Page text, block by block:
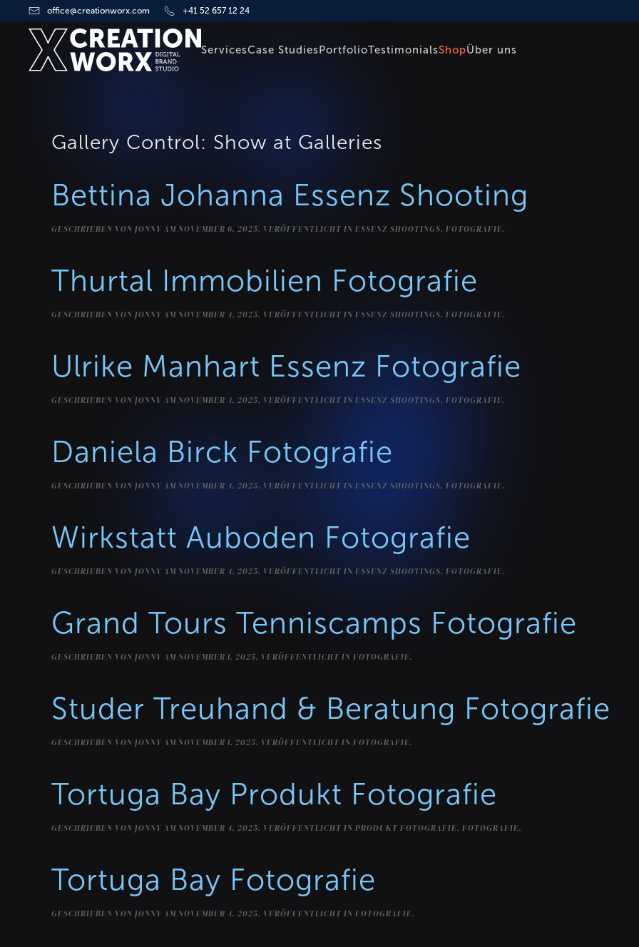
office@creationworx.com +41 52 657 12 24
ServicesCase StudiesPortfolioTestimonialsShopÜber uns
Zum Hauptinhalt springen
Gallery Control: Show at Galleries
Bettina Johanna Essenz Shooting
GESCHRIEBEN VON JONNY AM NOVEMBER 6, 2025. VERÖFFENTLICHT IN ESSENZ SHOOTINGS, FOTOGRAFIE.
Thurtal Immobilien Fotografie
GESCHRIEBEN VON JONNY AM NOVEMBER 4, 2025. VERÖFFENTLICHT IN ESSENZ SHOOTINGS, FOTOGRAFIE.
Ulrike Manhart Essenz Fotografie
GESCHRIEBEN VON JONNY AM NOVEMBER 4, 2025. VERÖFFENTLICHT IN ESSENZ SHOOTINGS, FOTOGRAFIE.
Daniela Birck Fotografie
GESCHRIEBEN VON JONNY AM NOVEMBER 4, 2025. VERÖFFENTLICHT IN ESSENZ SHOOTINGS, FOTOGRAFIE.
Wirkstatt Auboden Fotografie
GESCHRIEBEN VON JONNY AM NOVEMBER 4, 2025. VERÖFFENTLICHT IN ESSENZ SHOOTINGS, FOTOGRAFIE.
Grand Tours Tenniscamps Fotografie
GESCHRIEBEN VON JONNY AM NOVEMBER 1, 2025. VERÖFFENTLICHT IN FOTOGRAFIE.
Studer Treuhand & Beratung Fotografie
GESCHRIEBEN VON JONNY AM NOVEMBER 1, 2025. VERÖFFENTLICHT IN FOTOGRAFIE.
Tortuga Bay Produkt Fotografie
GESCHRIEBEN VON JONNY AM NOVEMBER 4, 2025. VERÖFFENTLICHT IN PRODUKT FOTOGRAFIE, FOTOGRAFIE.
Tortuga Bay Fotografie
GESCHRIEBEN VON JONNY AM NOVEMBER 4, 2025. VERÖFFENTLICHT IN FOTOGRAFIE.